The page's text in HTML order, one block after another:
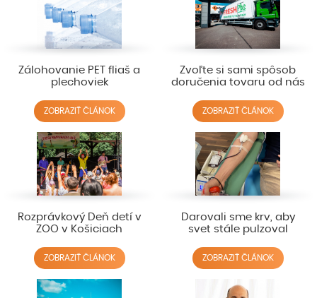
Zálohovanie PET fliaš a
plechoviek
ZOBRAZIŤ ČLÁNOK
Zvoľte si sami spôsob
doručenia tovaru od nás
ZOBRAZIŤ ČLÁNOK
Rozprávkový Deň detí v
ZOO v Košiciach
ZOBRAZIŤ ČLÁNOK
Darovali sme krv, aby
svet stále pulzoval
ZOBRAZIŤ ČLÁNOK